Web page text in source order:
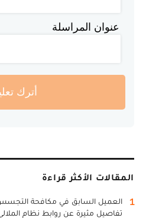
عنوان المراسلة
أترك
المقالات الأكثر قراءة
1
العميل السابق في مكافحة
تفاصيل مثيرة عن روابط نظام